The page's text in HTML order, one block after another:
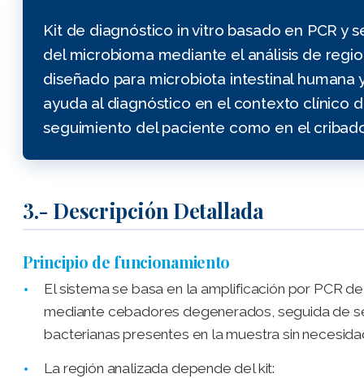
Kit de diagnóstico in vitro basado en PCR y
del microbioma mediante el análisis de
diseñado para microbiota intestinal
ayuda al diagnóstico en el contexto clínico
seguimiento del paciente como en el
3.- Descripción Detallada
Principio de funcionamiento
El sistema se basa en la amplificación por PCR
mediante cebadores degenerados, seguida de
bacterianas presentes en la muestra sin
La región analizada depende del kit: